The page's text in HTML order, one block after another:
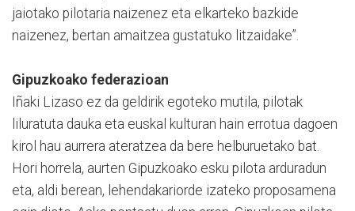
jaiotako pilotaria naizenez eta elkarteko bazkide
naizenez, bertan amaitzea gustatuko litzaidake”.
Gipuzkoako federazioan
Iñaki Lizaso ez da geldirik egoteko mutila, pilotak
liluratuta dauka eta euskal kulturan hain errotua dagoen
kirol hau aurrera ateratzea da bere helburuetako bat.
Hori horrela, aurten Gipuzkoako esku pilota arduradun
eta, aldi berean, lehendakariorde izateko proposamena